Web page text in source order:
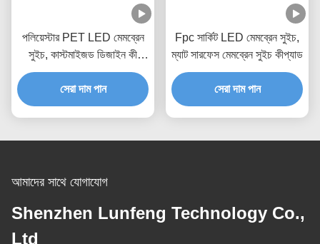
পলিয়েস্টার PET LED মেমব্রেন
সুইচ, কাস্টমাইজড ডিজাইন কী
মেমব্রেন সুইচ
সেরা দাম পান
Fpc সার্কিট LED মেমব্রেন সুইচ,
ম্যাট সারফেস মেমব্রেন সুইচ কীপ্যাড
সেরা দাম পান
আমাদের সাথে যোগাযোগ
Shenzhen Lunfeng Technology Co.,
Ltd